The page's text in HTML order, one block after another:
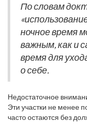
снизить
времени поглощает
Важно уделить время
чтобы средства
когда кожа
По словам
ночное время
важным, как и
время для
о себе.
Недостаточное
Эти участки не менее
часто остаются без